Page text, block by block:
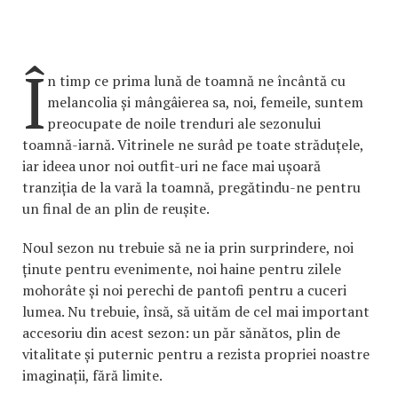
În timp ce prima lună de toamnă ne încântă cu
melancolia și mângâierea sa, noi, femeile, suntem
preocupate de noile trenduri ale sezonului
toamnă-iarnă. Vitrinele ne surâd pe toate străduțele,
iar ideea unor noi outfit-uri ne face mai ușoară
tranziția de la vară la toamnă, pregătindu-ne pentru
un final de an plin de reușite.
Noul sezon nu trebuie să ne ia prin surprindere, noi
ținute pentru evenimente, noi haine pentru zilele
mohorâte și noi perechi de pantofi pentru a cuceri
lumea. Nu trebuie, însă, să uităm de cel mai important
accesoriu din acest sezon: un păr sănătos, plin de
vitalitate și puternic pentru a rezista propriei noastre
imaginații, fără limite.